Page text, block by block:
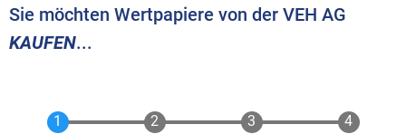
Sie möchten Wertpapiere von der VEH AG
KAUFEN...